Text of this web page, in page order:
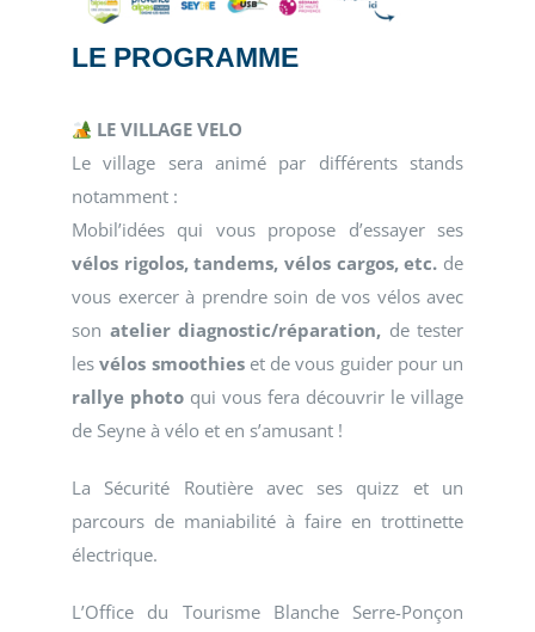
LE PROGRAMME
LE VILLAGE VELO
Le village sera animé par différents stands
notamment :
Mobil’idées qui vous propose d’essayer ses
vélos rigolos, tandems, vélos cargos, etc. de
vous exercer à prendre soin de vos vélos avec
son atelier diagnostic/réparation, de tester
lesvélos smoothieset de vous guider pour un
rallye photo qui vous fera découvrir le village
de Seyne à vélo et en s’amusant !
La Sécurité Routière avec ses quizz et un
parcours de maniabilité à faire en trottinette
électrique.
L’Office du Tourisme Blanche Serre-Ponçon